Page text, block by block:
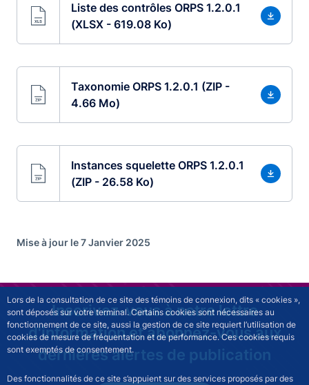
Lors de la consultation de ce site des témoins de connexion, dits « cookies »,
sont déposés sur votre terminal. Certains cookies sont nécessaires au
fonctionnement de ce site, aussi la gestion de ce site requiert l’utilisation de
cookies de mesure de fréquentation et de performance. Ces cookies requis
sont exemptés de consentement.
Des fonctionnalités de ce site s’appuient sur des services proposés par des
Liste des contrôles ORPS 1.2.0.1
(XLSX - 619.08 Ko)
Taxonomie ORPS 1.2.0.1 (ZIP -
4.66 Mo)
Instances squelette ORPS 1.2.0.1
(ZIP - 26.58 Ko)
Mise à jour le 7 Janvier 2025
Inscrivez-vous à notre lettre
d'information et abonnez-vous aux
dernières alertes de publication